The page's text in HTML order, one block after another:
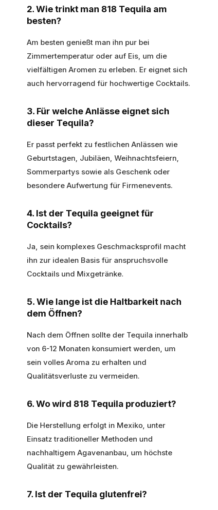
2. Wie trinkt man 818 Tequila am
besten?
Am besten genießt man ihn pur bei
Zimmertemperatur oder auf Eis, um die
vielfältigen Aromen zu erleben. Er eignet sich
auch hervorragend für hochwertige Cocktails.
3. Für welche Anlässe eignet sich
dieser Tequila?
Er passt perfekt zu festlichen Anlässen wie
Geburtstagen, Jubiläen, Weihnachtsfeiern,
Sommerpartys sowie als Geschenk oder
besondere Aufwertung für Firmenevents.
4. Ist der Tequila geeignet für
Cocktails?
Ja, sein komplexes Geschmacksprofil macht
ihn zur idealen Basis für anspruchsvolle
Cocktails und Mixgetränke.
5. Wie lange ist die Haltbarkeit nach
dem Öffnen?
Nach dem Öffnen sollte der Tequila innerhalb
von 6-12 Monaten konsumiert werden, um
sein volles Aroma zu erhalten und
Qualitätsverluste zu vermeiden.
6. Wo wird 818 Tequila produziert?
Die Herstellung erfolgt in Mexiko, unter
Einsatz traditioneller Methoden und
nachhaltigem Agavenanbau, um höchste
Qualität zu gewährleisten.
7. Ist der Tequila glutenfrei?